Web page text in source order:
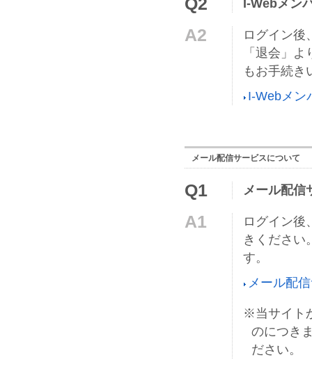
I-Webメン
A2
ログイン後
「退会」
もお手続き
I-Webメ
メール配信サービスについて
Q1 メール配信
A1
ログイン後
きください
す。
メール配
※当サイト
のにつき
ださい。